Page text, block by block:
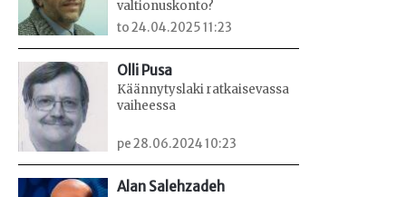
valtionuskonto?
to 24.04.2025 11:23
Olli Pusa
Käännytyslaki ratkaisevassa
vaiheessa
pe 28.06.2024 10:23
Alan Salehzadeh